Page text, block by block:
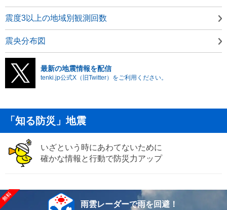
震度3以上の地域別観測回数
震央分布図
最新の地震情報を配信
tenki.jp公式X（旧Twitter）をご利用ください。
「知る防災」地震
いざという時にあわてないために
確かな情報と行動で防災力アップ
雨雲レーダーで雨を回避！